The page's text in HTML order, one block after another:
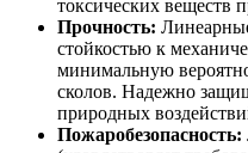
токсических веществ
Прочность:
стойкостью к
минимальную
сколов. Надежно
природных
Пожаробезопасность: